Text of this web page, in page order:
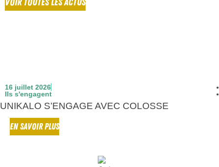
16 juillet 2026
Ils s'engagent
UNIKALO S’ENGAGE AVEC COLOSSE
EN SAVOIR PLUS